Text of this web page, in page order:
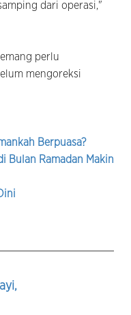
dari operasi,"
perlu
mengoreksi
Berpuasa?
Bulan Ramadan Makin
,